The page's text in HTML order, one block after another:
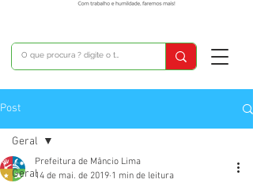
Post
Geral
Geral
Prefeitura de Mâncio Lima
14 de mai. de 2019 1 min de leitura